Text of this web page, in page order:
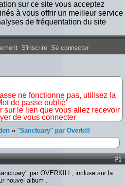
sur ce site vous acceptez
à vous offrir un meilleur service
de fréquentation du site
Maiden France
S'inscrire Se connecter
ne fonctionne pas, utilisez la
de passe oublié'
sur le lien que vous allez recevoir
de vous connecter
» "Sanctuary" par Overkill
#1
par OVERKILL, incluse sur la
nouvel album .